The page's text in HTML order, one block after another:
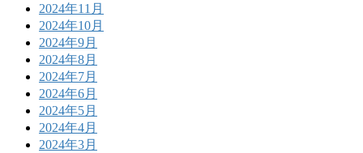
2024年11月
2024年10月
2024年9月
2024年8月
2024年7月
2024年6月
2024年5月
2024年4月
2024年3月